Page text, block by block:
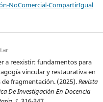
NoComercial-CompartirIgual
a reexistir: fundamentos para
vincular y restaurativa en
fragmentación. (2025).Revista
De Investigación En Docencia